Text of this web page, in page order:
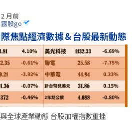
月前
股go
焦點經濟數據＆台股最新動態
全球產業動態 台股加權指數重挫